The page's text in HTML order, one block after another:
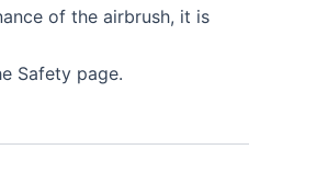
of the airbrush, it is
Safety page.